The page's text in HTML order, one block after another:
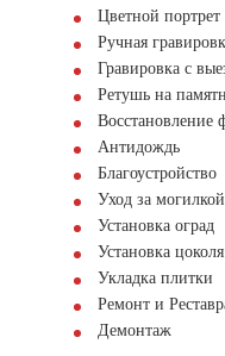
Цветной портрет
Ручная
Гравировка с
Ретушь на
Восстановление
Антидождь
Благоустройство
Уход за могилкой
Установка оград
Установка цоколя
Укладка плитки
Ремонт и
Демонтаж